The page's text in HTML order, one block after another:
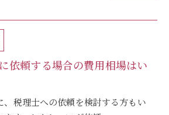
依頼する場合の費用相場はい
、税理士への依頼を検討する方もい